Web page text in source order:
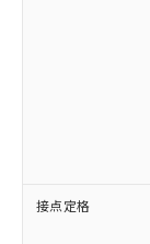
接点定格
対
非含有
対応予
有に対